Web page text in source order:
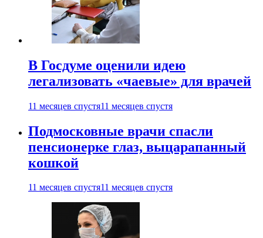
В Госдуме оценили идею
легализовать «чаевые» для врачей
11 месяцев спустя11 месяцев спустя
Подмосковные врачи спасли
пенсионерке глаз, выцарапанный
кошкой
11 месяцев спустя11 месяцев спустя